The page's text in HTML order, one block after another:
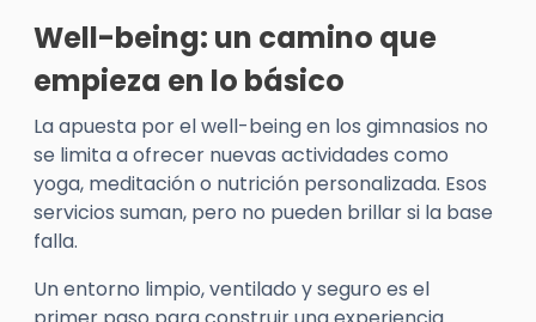
Well-being: un camino que
empieza en lo básico
La apuesta por elwell-beingen los gimnasios no
se limita a ofrecer nuevas actividades como
yoga, meditación o nutrición personalizada. Esos
servicios suman, pero no pueden brillar si la base
falla.
Un entorno limpio, ventilado y seguro es el